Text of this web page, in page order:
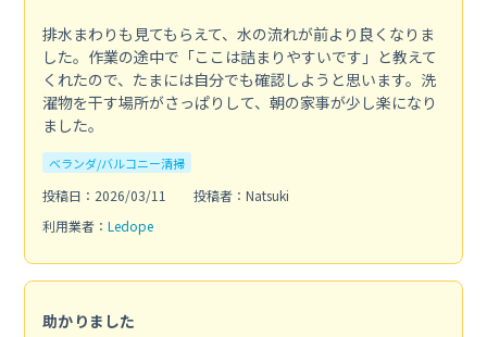
排水まわりも見てもらえて、水の流れが前より良くなりま
した。作業の途中で「ここは詰まりやすいです」と教えて
くれたので、たまには自分でも確認しようと思います。洗
濯物を干す場所がさっぱりして、朝の家事が少し楽になり
ました。
ベランダ/バルコニー清掃
投稿日：2026/03/11
投稿者：Natsuki
利用業者： Ledope
助かりました